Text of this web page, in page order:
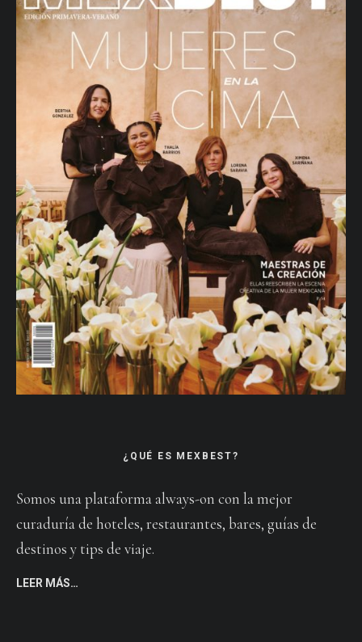
¿QUÉ ES MEXBEST?
Somos una plataforma always-on con la mejor
curaduría de hoteles, restaurantes, bares, guías de
destinos y tips de viaje.
LEER MÁS…